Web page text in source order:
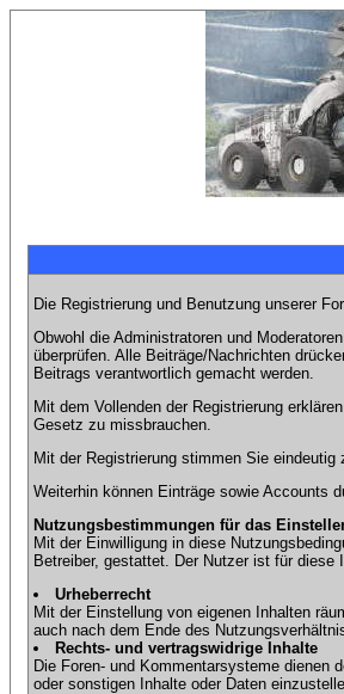
Die Registrierung und Benutzung unserer
Obwohl die Administratoren und
überprüfen. Alle Beiträge/Nachrichten
Beitrags verantwortlich gemacht werden.
Mit dem Vollenden der Registrierung
Gesetz zu missbrauchen.
Mit der Registrierung stimmen Sie
Weiterhin können Einträge sowie Accounts
Nutzungsbestimmungen für das
Mit der Einwilligung in diese
Betreiber, gestattet. Der Nutzer ist für
Urheberrecht
Mit der Einstellung von eigenen Inhalten
auch nach dem Ende des
Rechts- und vertragswidrige Inhalte
Die Foren- und Kommentarsysteme dienen
oder sonstigen Inhalte oder Daten